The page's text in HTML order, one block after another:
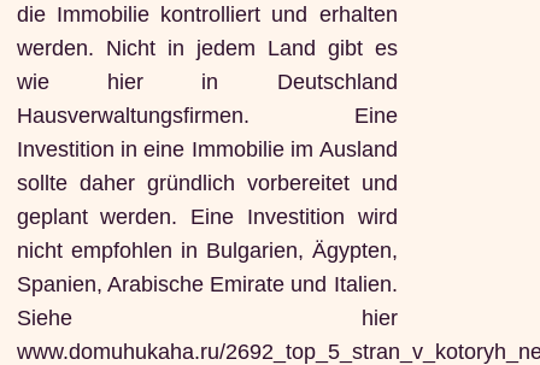
die Immobilie kontrolliert und erhalten
werden. Nicht in jedem Land gibt es
wie hier in Deutschland
Hausverwaltungsfirmen. Eine
Investition in eine Immobilie im Ausland
sollte daher gründlich vorbereitet und
geplant werden. Eine Investition wird
nicht empfohlen in Bulgarien, Ägypten,
Spanien, Arabische Emirate und Italien.
Siehe hier
www.domuhukaha.ru/